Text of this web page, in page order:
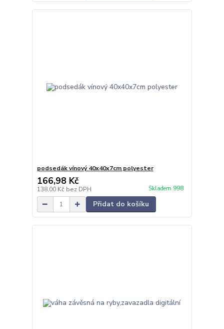
podsedák vínový 40x40x7cm polyester
166,98 Kč
138,00 Kč bez DPH Skladem 998
Přidat do košíku